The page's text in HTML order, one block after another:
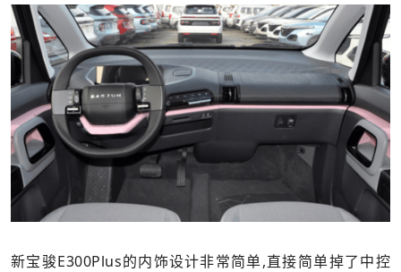
新宝骏E300Plus的内饰设计非常简单,直接简单掉了中控